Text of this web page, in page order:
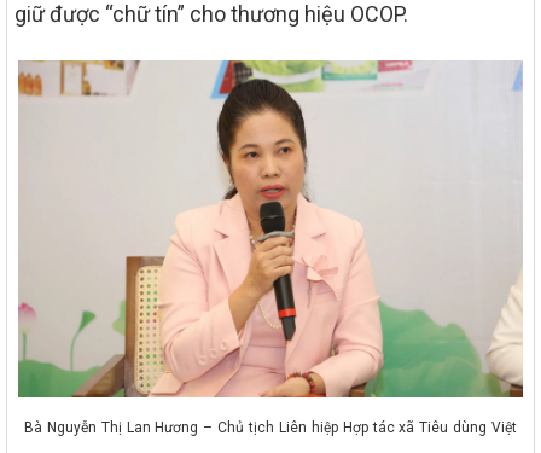
giữ được “chữ tín” cho thương hiệu OCOP.
Bà Nguyễn Thị Lan Hương – Chủ tịch Liên hiệp Hợp tác xã Tiêu dùng Việt